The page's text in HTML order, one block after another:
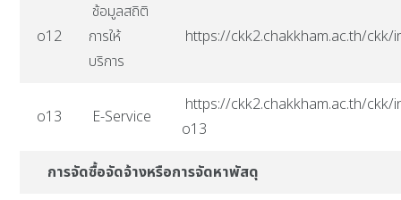
o12
ช้อมูลสถิติ
การให้
บริการ
https://ckk2.chakkham.ac.th/
o13 E-Service
https://ckk2.chakkham.ac.th/
o13
การจัดซื้อจัดจ้างหรือการจัดหาพัสดุ